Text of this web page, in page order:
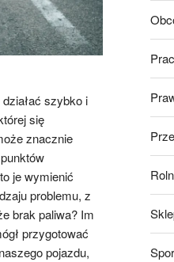
szybko i
się
znacznie
je wymienić
problemu, z
brak paliwa? Im
przygotować
pojazdu,